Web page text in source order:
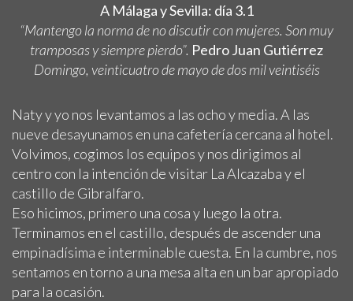
A Málaga y Sevilla: día 3.1
“Mantengo la norma de no discutir con mujeres. Son muy
tramposas y siempre pierdo”. Pedro Juan Gutiérrez
Domingo, veinticuatro de mayo de dos mil veintiséis
Naty y yo nos levantamos a las ocho y media. A las
nueve desayunamos en una cafetería cercana al hotel.
Volvimos, cogimos los equipos y nos dirigimos al
centro con la intención de visitar La Alcazaba y el
castillo de Gibralfaro.
Eso hicimos, primero una cosa y luego la otra.
Terminamos en el castillo, después de ascender una
empinadísima e interminable cuesta. En la cumbre, nos
sentamos en torno a una mesa alta en un bar apropiado
para la ocasión.